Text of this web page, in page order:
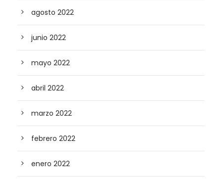
agosto 2022
junio 2022
mayo 2022
abril 2022
marzo 2022
febrero 2022
enero 2022